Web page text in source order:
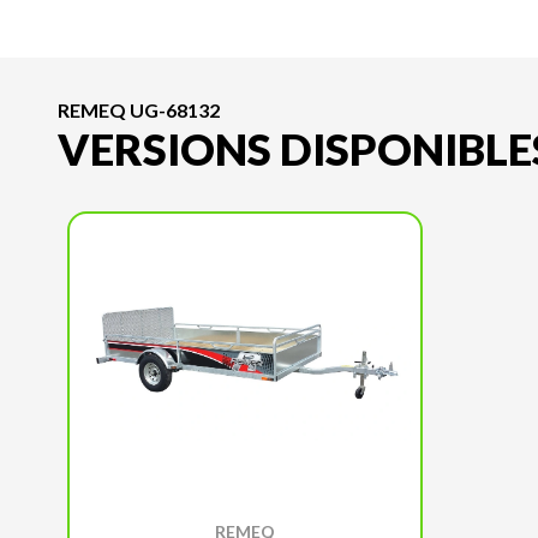
REMEQ UG-68132
VERSIONS
REMEQ